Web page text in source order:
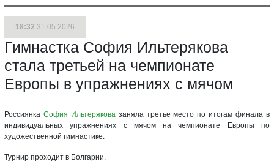
18:32 31.05.2026
Гимнастка София Ильтерякова
стала третьей на чемпионате
Европы в упражнениях с мячом
Россиянка София Ильтеряковазаняла третье место по итогам финала в
индивидуальных упражнениях с мячом на чемпионате Европы по
художественной гимнастике.
Турнир проходит в Болгарии.